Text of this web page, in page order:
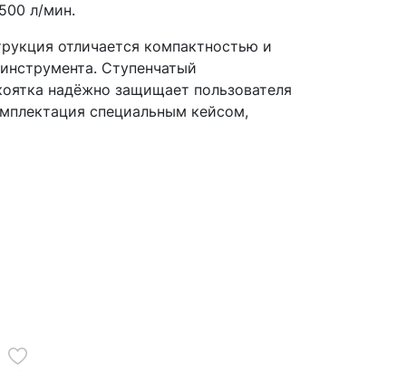
л/мин.
отличается компактностью и
Ступенчатый
надёжно защищает пользователя
специальным кейсом,